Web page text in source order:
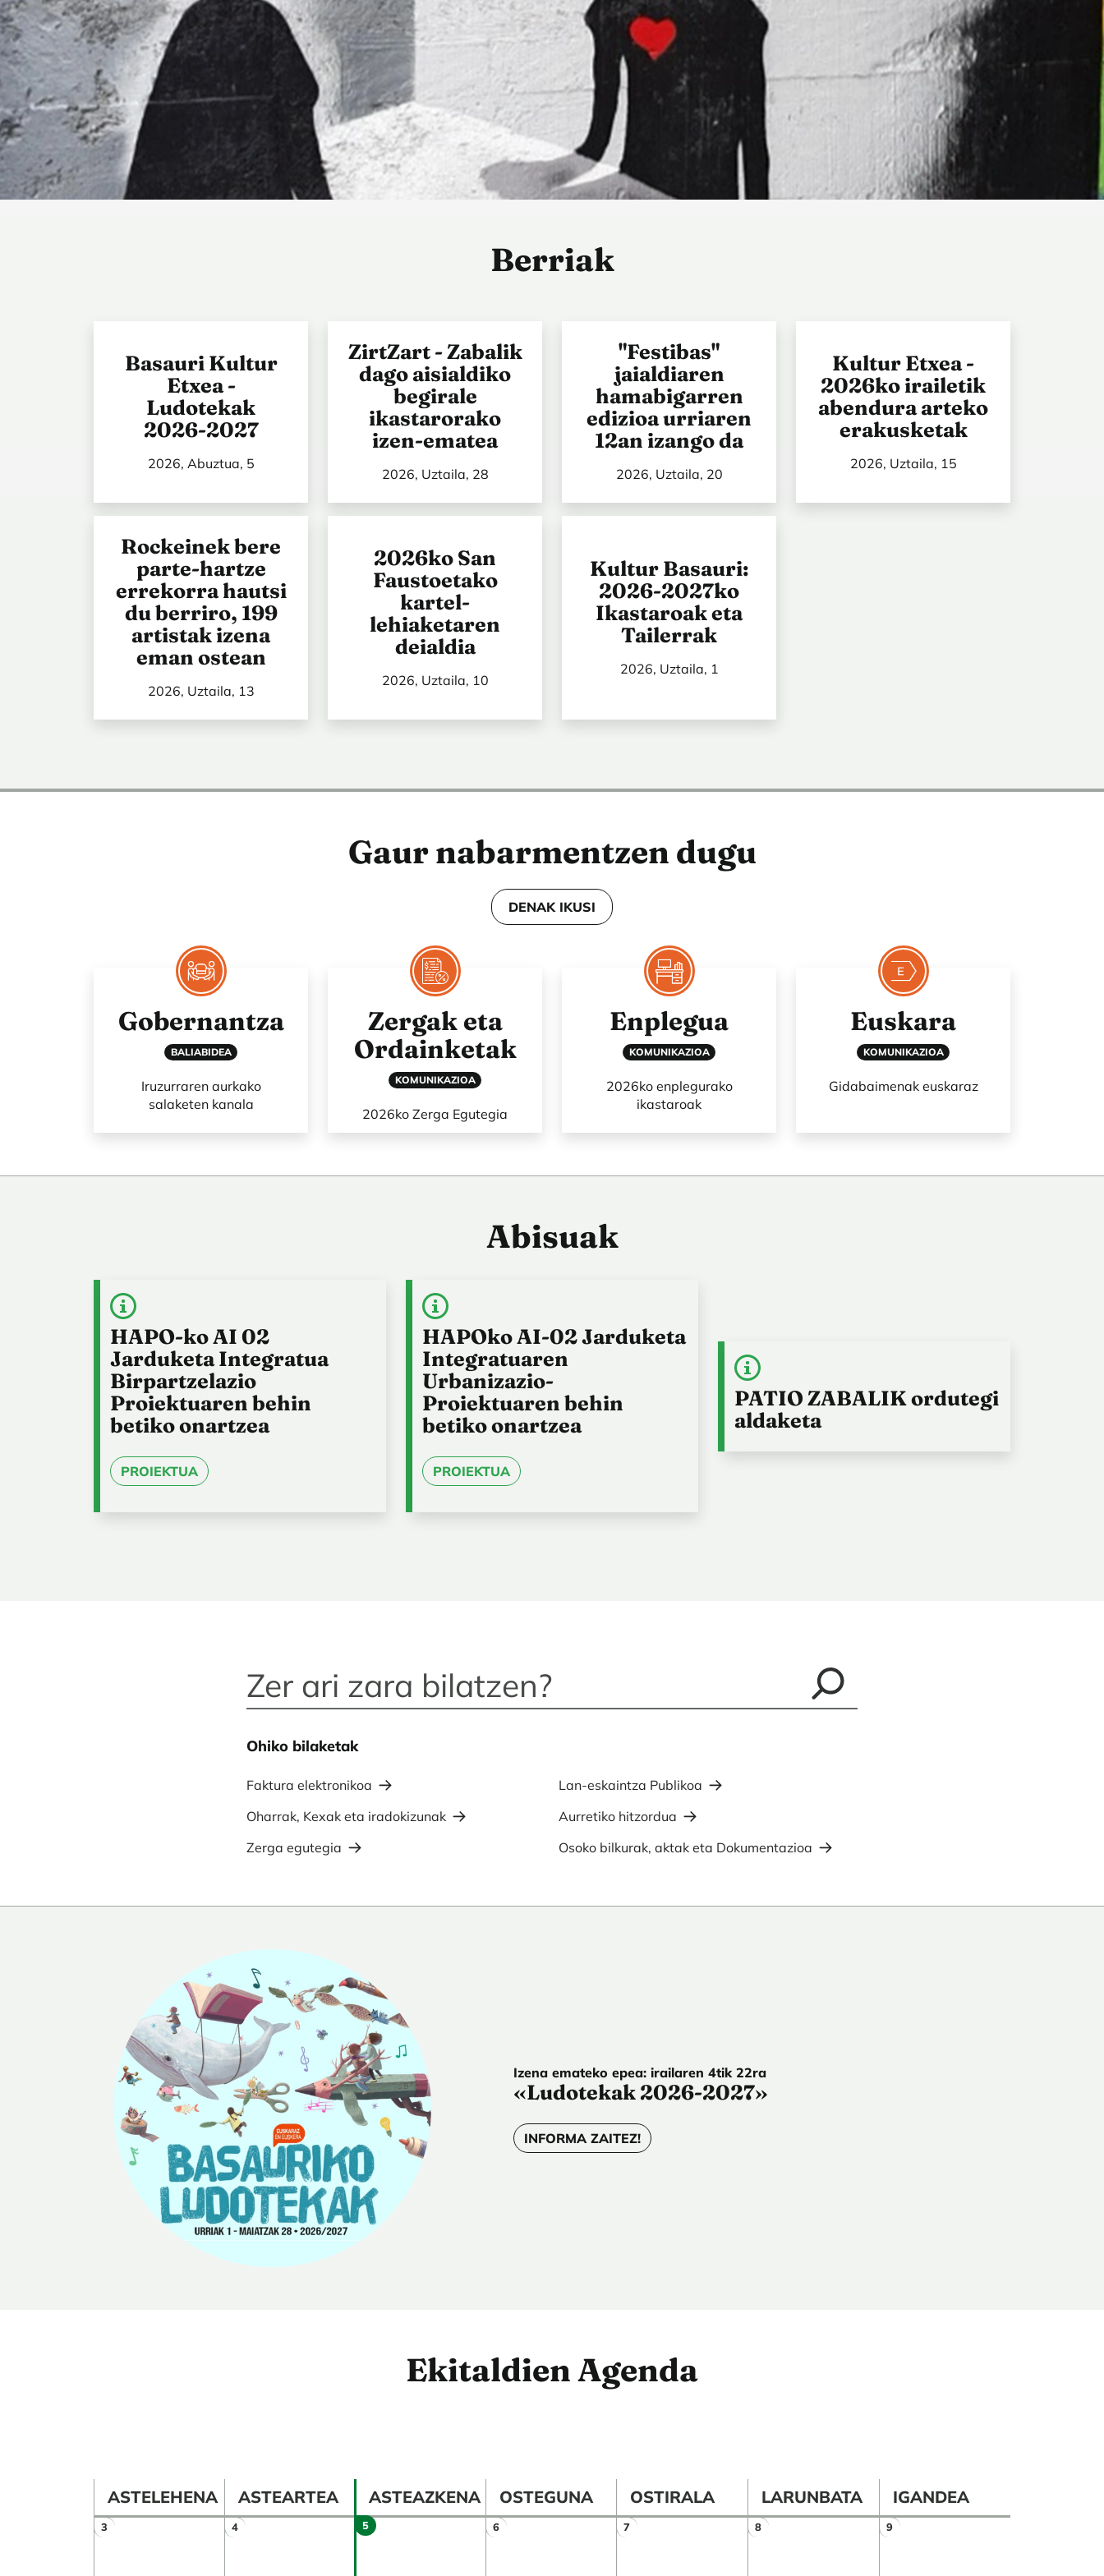
Berriak
Basauri Kultur
Etxea -
Ludotekak
2026-2027
2026, Abuztua, 5
ZirtZart - Zabalik
dago aisialdiko
begirale
ikastarorako
izen-ematea
2026, Uztaila, 28
"Festibas"
jaialdiaren
hamabigarren
edizioa urriaren
12an izango da
2026, Uztaila, 20
Kultur Etxea -
2026ko irailetik
abendura arteko
erakusketak
2026, Uztaila, 15
Rockeinek bere
parte-hartze
errekorra hautsi
du berriro, 199
artistak izena
eman ostean
2026, Uztaila, 13
2026ko San
Faustoetako
kartel-
lehiaketaren
deialdia
2026, Uztaila, 10
Kultur Basauri:
2026-2027ko
Ikastaroak eta
Tailerrak
2026, Uztaila, 1
Gaur nabarmentzen dugu
DENAK IKUSI
Gobernantza
BALIABIDEA
Iruzurraren aurkako
salaketen kanala
Zergak eta
Ordainketak
KOMUNIKAZIOA
2026ko Zerga Egutegia
Enplegua
KOMUNIKAZIOA
2026ko enplegurako
ikastaroak
Euskara
KOMUNIKAZIOA
Gidabaimenak euskaraz
Abisuak
HAPO-ko AI 02
Jarduketa Integratua
Birpartzelazio
Proiektuaren behin
betiko onartzea
PROIEKTUA
HAPOko AI-02 Jarduketa
Integratuaren
Urbanizazio-
Proiektuaren behin
betiko onartzea
PROIEKTUA
PATIO ZABALIK ordutegi
aldaketa
Ohiko bilaketak
Faktura elektronikoa
Oharrak, Kexak eta iradokizunak
Zerga egutegia
Lan-eskaintza Publikoa
Aurretiko hitzordua
Osoko bilkurak, aktak eta Dokumentazioa
Izena emateko epea: irailaren 4tik 22ra
«Ludotekak 2026-2027»
INFORMA ZAITEZ!
Ekitaldien Agenda
ASTELEHENA ASTEARTEA ASTEAZKENA OSTEGUNA OSTIRALA LARUNBATA IGANDEA
3 4 5 6 7 8 9